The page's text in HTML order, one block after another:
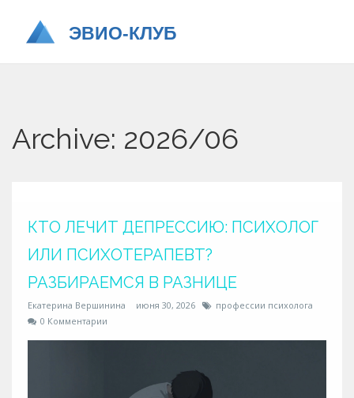
Archive: 2026/06
КТО ЛЕЧИТ ДЕПРЕССИЮ: ПСИХОЛОГ
ИЛИ ПСИХОТЕРАПЕВТ?
РАЗБИРАЕМСЯ В РАЗНИЦЕ
Екатерина Вершинина июня 30, 2026
профессии психолога
0 Комментарии